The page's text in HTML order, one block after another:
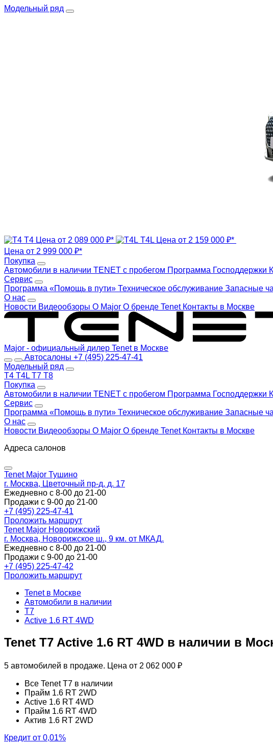
Модельный ряд
T4 Цена от 2 089 000 ₽* T4L Цена от 2 159 000 ₽*
Цена от 2 999 000 ₽*
Покупка
Автомобили в наличии TENET с пробегом Программа Господдержки
Сервис
Программа «Помощь в пути» Техническое обслуживание Запасные
О нас
Новости Видеообзоры О Major О бренде Tenet Контакты в Москве
Major - официальный дилер Tenet в Москве
Автосалоны +7 (495) 225-47-41
Модельный ряд
T4 T4L T7 T8
Покупка
Автомобили в наличии TENET с пробегом Программа Господдержки
Сервис
Программа «Помощь в пути» Техническое обслуживание Запасные
О нас
Новости Видеообзоры О Major О бренде Tenet Контакты в Москве
Адреса салонов
Tenet Major Тушино
г. Москва, Цветочный пр-д, д. 17
Ежедневно с 8-00 до 21-00
Продажи с 9-00 до 21-00
+7 (495) 225-47-41
Проложить маршрут
Tenet Major Новорижский
г. Москва, Новорижское ш., 9 км. от МКАД.
Ежедневно с 8-00 до 21-00
Продажи с 9-00 до 21-00
+7 (495) 225-47-42
Проложить маршрут
Tenet в Москве
Автомобили в наличии
T7
Active 1.6 RT 4WD
Tenet T7 Active 1.6 RT 4WD в наличии в
5 автомобилей в продаже. Цена от 2 062 000 ₽
Все Tenet T7 в наличии
Прайм 1.6 RT 2WD
Active 1.6 RT 4WD
Прайм 1.6 RT 4WD
Актив 1.6 RT 2WD
Кредит от 0,01%